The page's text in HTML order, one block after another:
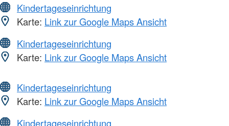
Kindertageseinrichtung
Karte: Link zur Google Maps Ansicht
Kindertageseinrichtung
Karte: Link zur Google Maps Ansicht
Kindertageseinrichtung
Karte: Link zur Google Maps Ansicht
Kindertageseinrichtung